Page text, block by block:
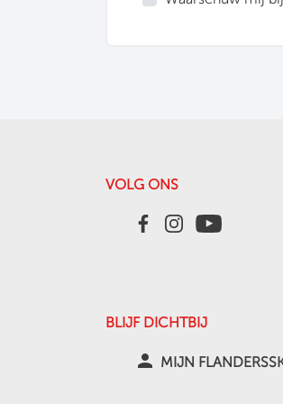
VOLG ONS
BLIJF DICHTBIJ
person MIJN